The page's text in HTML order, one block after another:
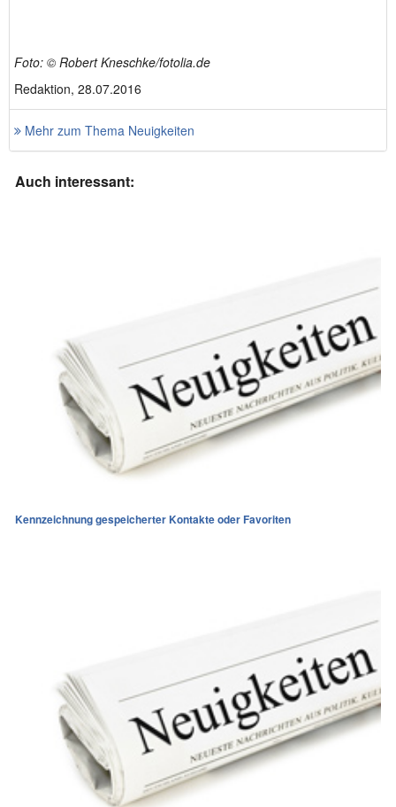
Foto: © Robert Kneschke/fotolia.de
Redaktion, 28.07.2016
Mehr zum Thema Neuigkeiten
Auch interessant:
Kennzeichnung gespeicherter Kontakte oder Favoriten